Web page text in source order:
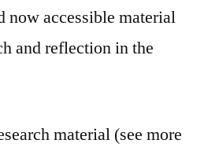
now accessible material
and reflection in the
material (see more